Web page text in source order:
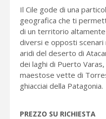
Il Cile gode di una
geografica che ti
di un territorio
diversi e opposti scenari
aridi del deserto di
dei laghi di Puerto
maestose vette di
ghiacciai della Patagonia.
PREZZO SU RICHIESTA